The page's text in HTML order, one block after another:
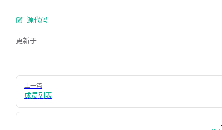
源代码
更新于:
Pager
上一篇
成员列表